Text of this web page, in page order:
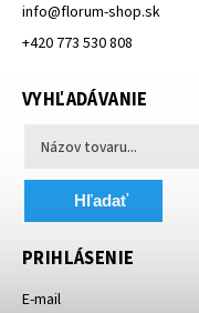
info@florum-shop.sk
+420 773 530 808
VYHĽADÁVANIE
Hľadať
PRIHLÁSENIE
E-mail